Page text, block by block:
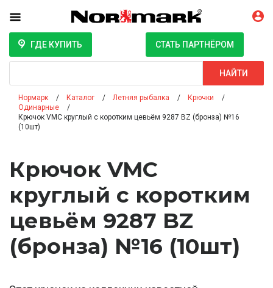
ГДЕ КУПИТЬ СТАТЬ ПАРТНЁРОМ
НАЙТИ
Нормарк Каталог Летняя рыбалка
Крючки
Одинарные
Крючок VMC круглый с коротким цевьём 9287 BZ (бронза) №16
(10шт)
Крючок VMC
круглый с коротким
цевьём 9287 BZ
(бронза) №16 (10шт)